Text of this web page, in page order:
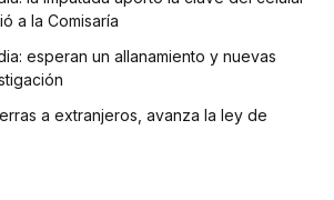
a la Comisaría
esperan un allanamiento y nuevas
a extranjeros, avanza la ley de